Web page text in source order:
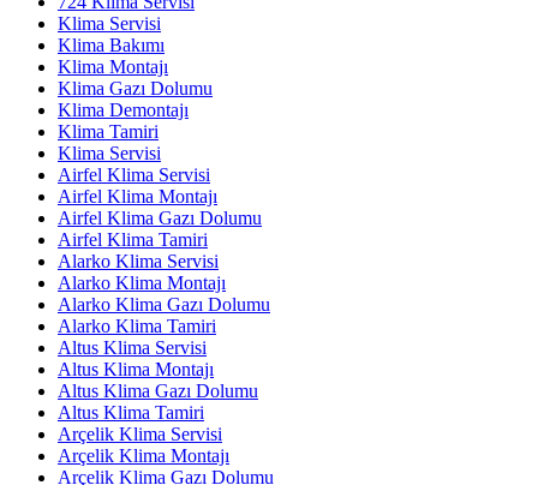
Klima Servisi
Klima Bakımı
Klima Montajı
Klima Gazı Dolumu
Klima Demontajı
Klima Tamiri
Klima Servisi
Airfel Klima Servisi
Airfel Klima Montajı
Airfel Klima Gazı Dolumu
Airfel Klima Tamiri
Alarko Klima Servisi
Alarko Klima Montajı
Alarko Klima Gazı Dolumu
Alarko Klima Tamiri
Altus Klima Servisi
Altus Klima Montajı
Altus Klima Gazı Dolumu
Altus Klima Tamiri
Arçelik Klima Servisi
Arçelik Klima Montajı
Arçelik Klima Gazı Dolumu